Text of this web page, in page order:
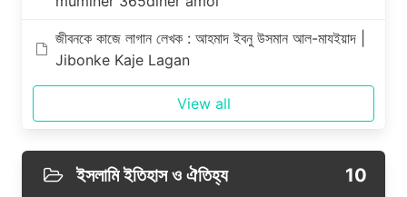
জীবনকে কাজে লাগান লেখক : আহমাদ ইবনু উসমান আল-মাযইয়াদ |
Jibonke Kaje Lagan
View all
ইসলামি ইতিহাস ও ঐতিহ্য 10